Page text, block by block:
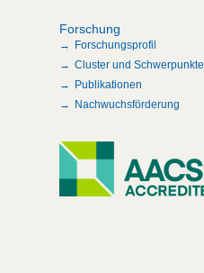
Forschung
Forschungsprofil
Cluster und Schwerpunkte
Publikationen
Nachwuchsförderung